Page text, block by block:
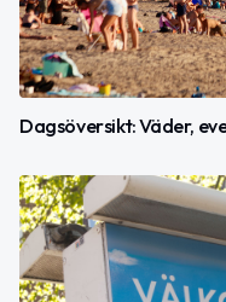
Dagsöversikt: Väder,